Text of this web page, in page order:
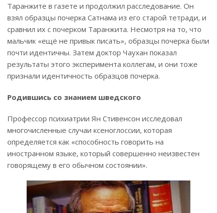
Таранжите в газете и продолжил расследование. Он
взял образцы почерка Сатнама из его старой тетради, и
сравнил их с почерком Таранжита. Несмотря на то, что
мальчик «ещё не привык писать», образцы почерка были
почти идентичны. Затем доктор Чаухан показал
результаты этого эксперимента коллегам, и они тоже
признали идентичность образцов почерка.
Родившись со знанием шведского
Профессор психиатрии Ян Стивенсон исследовал
многочисленные случаи ксеноглоссии, которая
определяется как «способность говорить на
иностранном языке, который совершенно неизвестен
говорящему в его обычном состоянии».